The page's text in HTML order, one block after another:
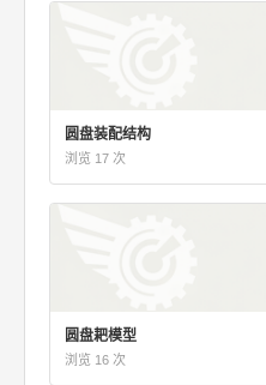
圆盘装配结构
浏览 17 次
圆盘耙模型
浏览 16 次